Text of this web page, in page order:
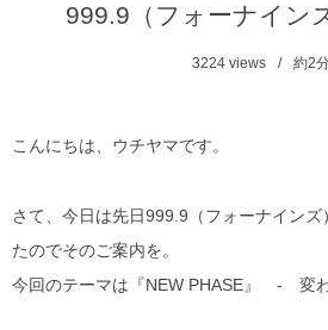
999.9（フォーナイン
3224 views 約2
こんにちは、ウチヤマです。
さて、今日は先日999.9（フォーナイン
たのでそのご案内を。
今回のテーマは『NEW PHASE』 - 変
chrome hearts
CHANEL